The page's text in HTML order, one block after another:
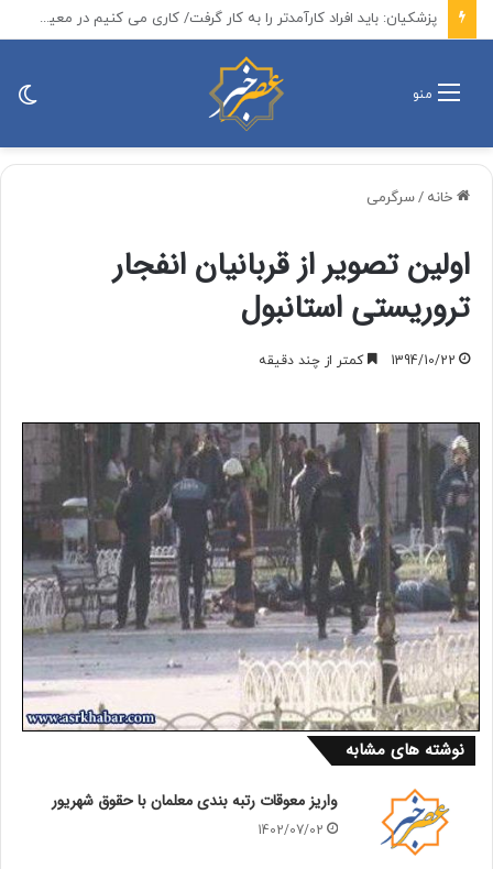
سامانه‌های تامین اجتماعی بدون قطعی و اختلال در دسترس است
منو
خانه /سرگرمی
اولین تصویر از قربانیان انفجار
تروریستی استانبول
1394/10/22 کمتر از چند دقیقه
نوشته های مشابه
واریز معوقات رتبه‌ بندی معلمان با حقوق شهریور
1402/07/02